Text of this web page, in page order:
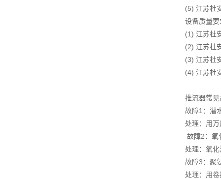
(5) 江苏杜
设备质量要
(1) 江苏杜
(2) 江苏杜
(3) 江苏杜
(4) 江苏杜
推流器常
故障1：潜
处理：用
故障2：氧
处理：氧
故障3：聚
处理：用